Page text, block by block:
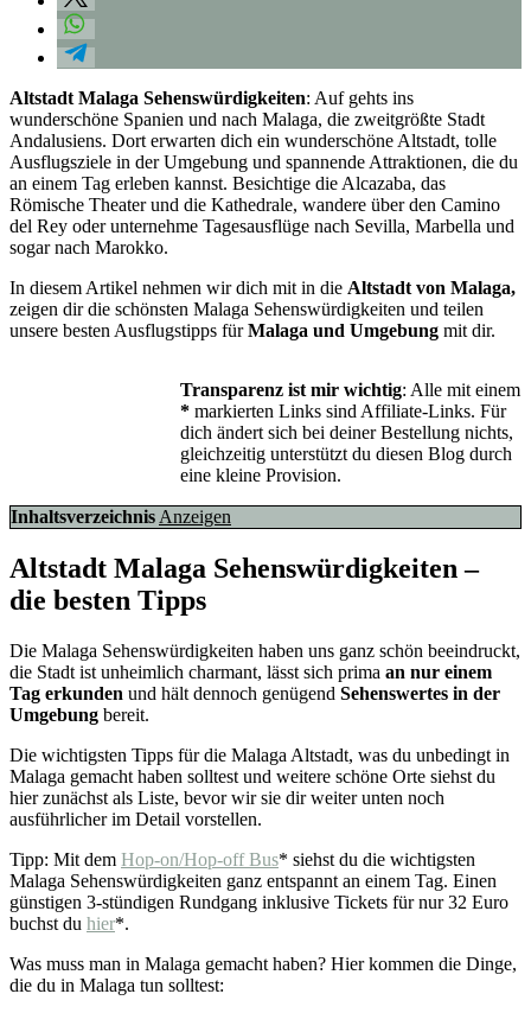
Altstadt Malaga Sehenswürdigkeiten: Auf gehts ins
wunderschöne Spanien und nach Malaga, die zweitgrößte Stadt
Andalusiens. Dort erwarten dich ein wunderschöne Altstadt, tolle
Ausflugsziele in der Umgebung und spannende Attraktionen, die du
an einem Tag erleben kannst. Besichtige die Alcazaba, das
Römische Theater und die Kathedrale, wandere über den Camino
del Rey oder unternehme Tagesausflüge nach Sevilla, Marbella und
sogar nach Marokko.
In diesem Artikel nehmen wir dich mit in die Altstadt von Malaga,
zeigen dir die schönsten Malaga Sehenswürdigkeiten und teilen
unsere besten Ausflugstipps fürMalaga und Umgebung mit dir.
Transparenz ist mir wichtig: Alle mit einem
*markierten Links sind Affiliate-Links. Für
dich ändert sich bei deiner Bestellung nichts,
gleichzeitig unterstützt du diesen Blog durch
eine kleine Provision.
Inhaltsverzeichnis Anzeigen
Altstadt Malaga Sehenswürdigkeiten –
die besten Tipps
Die Malaga Sehenswürdigkeiten haben uns ganz schön beeindruckt,
die Stadt ist unheimlich charmant, lässt sich prima an nur einem
Tag erkunden und hält dennoch genügend Sehenswertes in der
Umgebung bereit.
Die wichtigsten Tipps für die Malaga Altstadt, was du unbedingt in
Malaga gemacht haben solltest und weitere schöne Orte siehst du
hier zunächst als Liste, bevor wir sie dir weiter unten noch
ausführlicher im Detail vorstellen.
Tipp: Mit dem Hop-on/Hop-off Bus* siehst du die wichtigsten
Malaga Sehenswürdigkeiten ganz entspannt an einem Tag. Einen
günstigen 3-stündigen Rundgang inklusive Tickets für nur 32 Euro
buchst du hier*.
Was muss man in Malaga gemacht haben? Hier kommen die Dinge,
die du in Malaga tun solltest: